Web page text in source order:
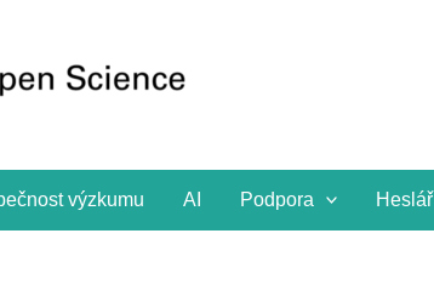
výzkumu AI Podpora Heslář